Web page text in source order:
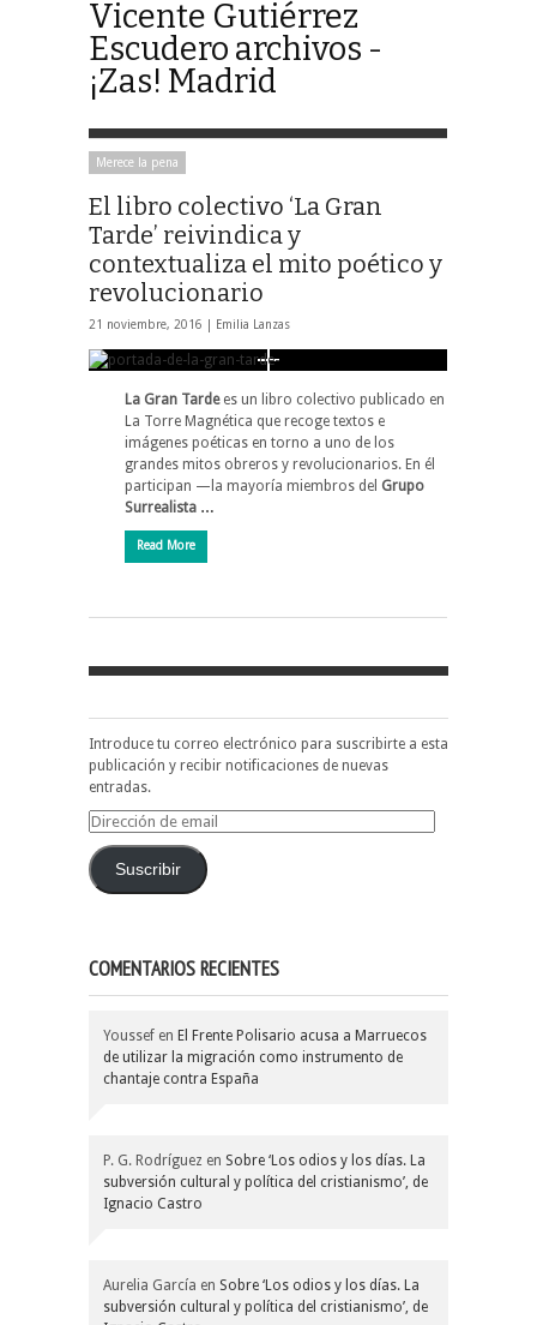
Vicente Gutiérrez
Escudero archivos -
¡Zas! Madrid
Merece la pena
El libro colectivo ‘La Gran
Tarde’ reivindica y
contextualiza el mito poético y
revolucionario
21 noviembre, 2016 | Emilia Lanzas
La Gran Tardees un libro colectivo publicado en
La Torre Magnética que recoge textos e
imágenes poéticas en torno a uno de los
grandes mitos obreros y revolucionarios. En él
participan —la mayoría miembros del Grupo
Surrealista …
Read More
Introduce tu correo electrónico para suscribirte a esta
publicación y recibir notificaciones de nuevas
entradas.
Dirección
emailSuscribir
COMENTARIOS RECIENTES
Youssef en El Frente Polisario acusa a Marruecos
de utilizar la migración como instrumento de
chantaje contra España
P. G. Rodríguez en Sobre ‘Los odios y los días. La
subversión cultural y política del cristianismo’, de
Ignacio Castro
Aurelia García en Sobre ‘Los odios y los días. La
subversión cultural y política del cristianismo’, de